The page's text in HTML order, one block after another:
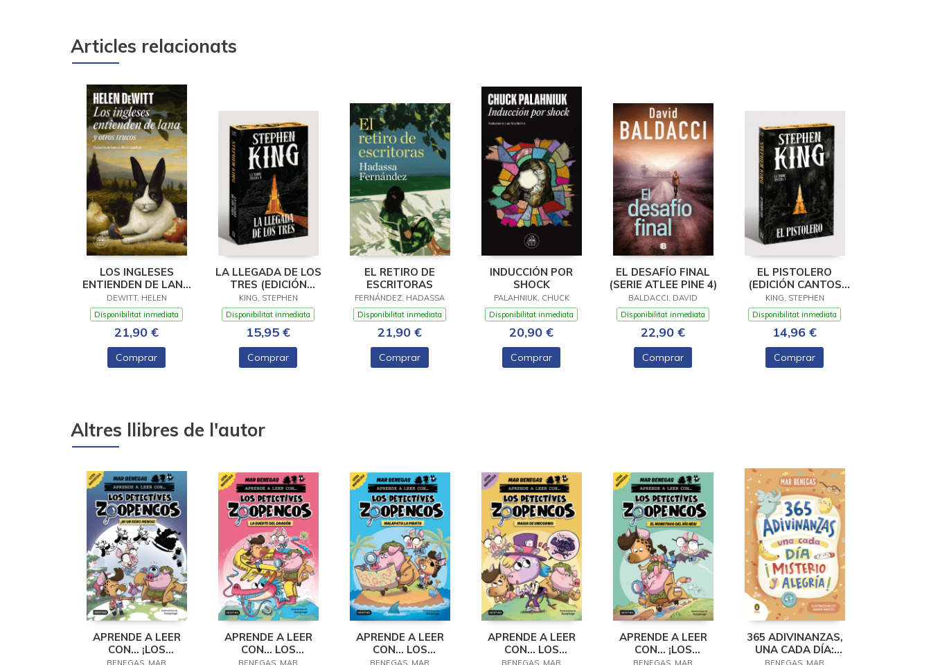
Articles relacionats
LOS INGLESES
ENTIENDEN DE LANA
(Y OTROS TRUCOS)
DEWITT, HELEN
Disponibilitat inmediata
21,90 €
Comprar
LA LLEGADA DE LOS
TRES (EDICIÓN
CANTOS TINTADOS)
(LA TORRE OSCURA
2)
KING, STEPHEN
Disponibilitat inmediata
15,95 €
Comprar
EL RETIRO DE
ESCRITORAS
FERNÁNDEZ, HADASSA
Disponibilitat inmediata
21,90 €
Comprar
INDUCCIÓN POR
SHOCK
PALAHNIUK, CHUCK
Disponibilitat inmediata
20,90 €
Comprar
EL DESAFÍO FINAL
(SERIE ATLEE PINE 4)
BALDACCI, DAVID
Disponibilitat inmediata
22,90 €
Comprar
EL PISTOLERO
(EDICIÓN CANTOS
TINTADOS) (LA
TORRE OSCURA 1)
KING, STEPHEN
Disponibilitat inmediata
14,96 €
Comprar
Altres llibres de l'autor
APRENDE A LEER
CON... ¡LOS
DETECTIVES
APRENDE A LEER
CON... LOS
DETECTIVES
APRENDE A LEER
CON... LOS
DETECTIVES
APRENDE A LEER
CON... LOS
DETECTIVES
APRENDE A LEER
CON... ¡LOS
DETECTIVES
365 ADIVINANZAS,
UNA CADA DÍA:
MISTERIO Y ALEGRÍA